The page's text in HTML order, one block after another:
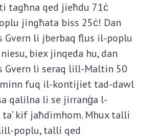
tagħna qed jieħdu 71ċ
jingħata biss 25ċ! Dan
Gvern li jberbaq flus il-poplu
biex jinqeda hu, dan
Gvern li seraq lill-Maltin 50
fuq il-kontijiet tad-dawl
qalilna li se jirranġa l-
kif jaħdimhom. Mhux talli
poplu, talli qed